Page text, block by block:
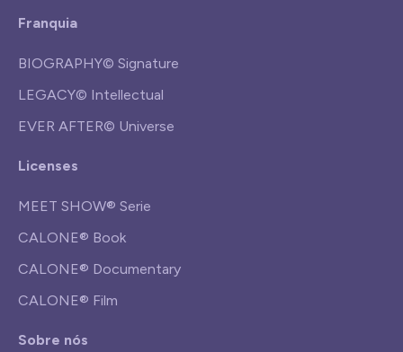
Franquia
BIOGRAPHY© Signature
LEGACY© Intellectual
EVER AFTER© Universe
Licenses
MEET SHOW® Serie
CALONE® Book
CALONE® Documentary
CALONE® Film
Sobre nós